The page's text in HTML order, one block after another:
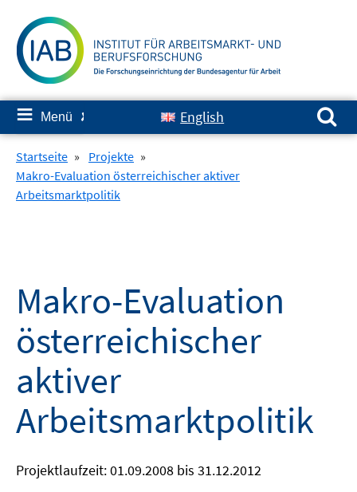
zum
Inhalt
≡ Menü ✘ English
Suchen nach:
Startseite » Projekte »
Makro-Evaluation österreichischer aktiver
Arbeitsmarktpolitik
Makro-Evaluation
österreichischer
aktiver
Arbeitsmarktpolitik
Projektlaufzeit: 01.09.2008 bis 31.12.2012